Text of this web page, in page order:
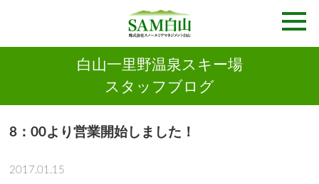
白山一里野温泉スキー場
スタッフブログ
8：00より営業開始しました！
2017.01.15